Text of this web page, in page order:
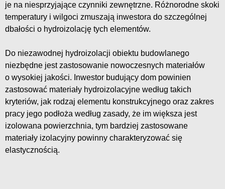
je na niesprzyjające czynniki zewnętrzne. Różnorodne skoki
temperatury i wilgoci zmuszają inwestora do szczególnej
dbałości o hydroizolację tych elementów.
Do niezawodnej hydroizolacji obiektu budowlanego
niezbędne jest zastosowanie nowoczesnych materiałów
o wysokiej jakości. Inwestor budujący dom powinien
zastosować materiały hydroizolacyjne według takich
kryteriów, jak rodzaj elementu konstrukcyjnego oraz zakres
pracy jego podłoża według zasady, że im większa jest
izolowana powierzchnia, tym bardziej zastosowane
materiały izolacyjny powinny charakteryzować się
elastycznością.